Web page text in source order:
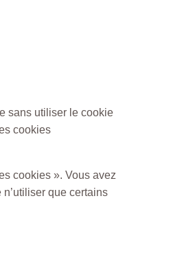
sans utiliser le cookie
cookies
cookies ». Vous avez
que certains